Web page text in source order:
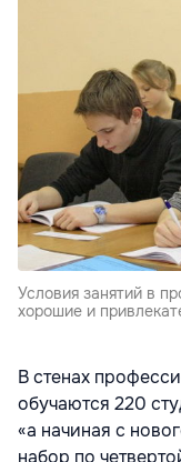
Условия занятий в
хорошие и
В стенах
обучаются 220
«а начиная с
набор по